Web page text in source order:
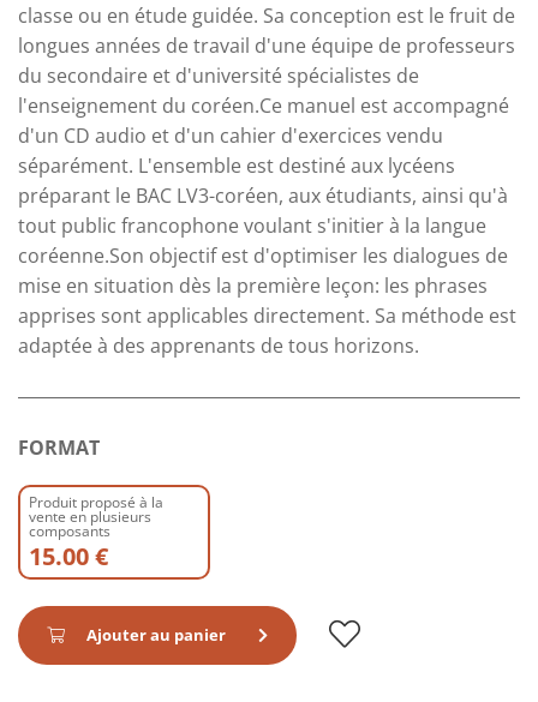
classe ou en étude guidée. Sa conception est le fruit de
longues années de travail d'une équipe de professeurs
du secondaire et d'université spécialistes de
l'enseignement du coréen.Ce manuel est accompagné
d'un CD audio et d'un cahier d'exercices vendu
séparément. L'ensemble est destiné aux lycéens
préparant le BAC LV3-coréen, aux étudiants, ainsi qu'à
tout public francophone voulant s'initier à la langue
coréenne.Son objectif est d'optimiser les dialogues de
mise en situation dès la première leçon: les phrases
apprises sont applicables directement. Sa méthode est
adaptée à des apprenants de tous horizons.
FORMAT
Produit proposé à la
vente en plusieurs
composants
15.00 €
Ajouter au panier